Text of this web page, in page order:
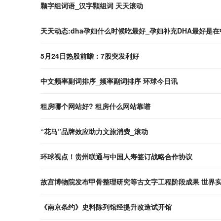
颗字组词语_汉字颗组词 天天滚动
天天动态:dha孕妇什么时候吃最好_孕妇补充DHA最好是
5月24日热股前瞻：7股突发利好
中文频率副词排序_频率副词排序 环球今日讯
租房哪个网站好? 租房什么网站靠谱
“花马”品牌效应助力文旅消费_滚动
环球视点！贵州联通与中国人寿签订战略合作协议
故宫博物院发布甲骨整理研究等古文字工程阶段成果 世界
《南京条约》史料陈列馆经提升改造试开馆